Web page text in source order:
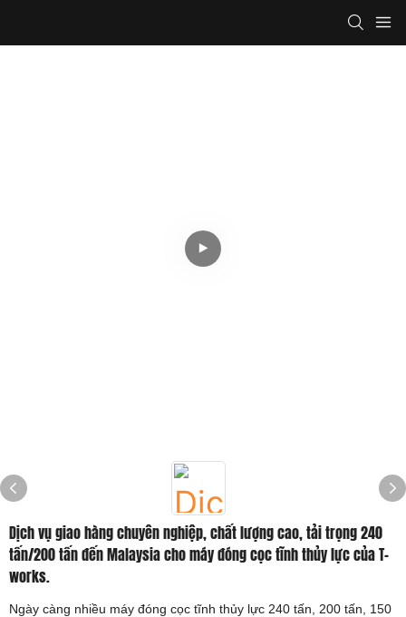
Dịch vụ giao hàng chuyên nghiệp, chất lượng cao, tải trọng 240
tấn/200 tấn đến Malaysia cho máy đóng cọc tĩnh thủy lực của T-
works.
Ngày càng nhiều máy đóng cọc tĩnh thủy lực 240 tấn, 200 tấn, 150